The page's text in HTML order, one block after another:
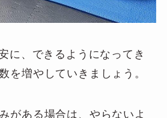
に、できるようになってき
を増やしていきましょう。
がある場合は、やらないよ